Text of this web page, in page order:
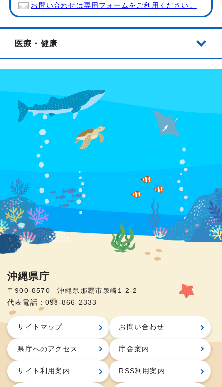
お問い合わせは専用フォームをご利用ください。
医療・健康
沖縄県庁
〒900-8570 沖縄県那覇市泉崎1-2-2
代表電話：098-866-2333
サイトマップ お問い合わせ
県庁へのアクセス 庁舎案内
サイト利用案内 RSS利用案内